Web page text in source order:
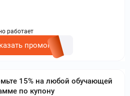
работает
промокод
15% на любой обучающей
по купону